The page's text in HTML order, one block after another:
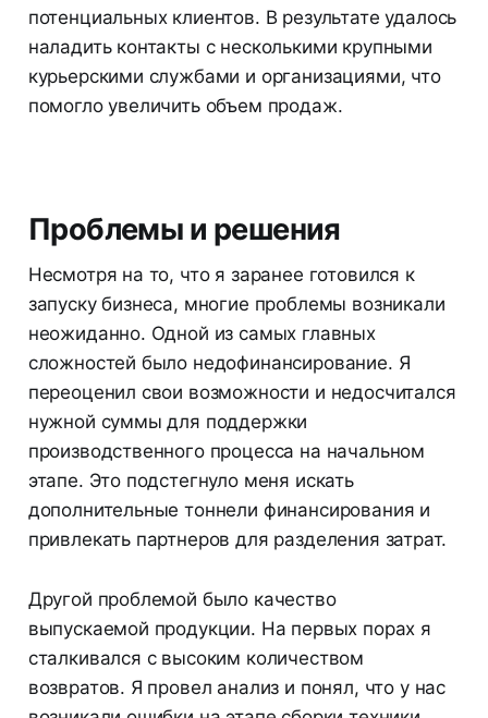
потенциальных клиентов. В результате удалось
наладить контакты с несколькими крупными
курьерскими службами и организациями, что
помогло увеличить объем продаж.
Проблемы и решения
Несмотря на то, что я заранее готовился к
запуску бизнеса, многие проблемы возникали
неожиданно. Одной из самых главных
сложностей было недофинансирование. Я
переоценил свои возможности и недосчитался
нужной суммы для поддержки
производственного процесса на начальном
этапе. Это подстегнуло меня искать
дополнительные тоннели финансирования и
привлекать партнеров для разделения затрат.
Другой проблемой было качество
выпускаемой продукции. На первых порах я
сталкивался с высоким количеством
возвратов. Я провел анализ и понял, что у нас